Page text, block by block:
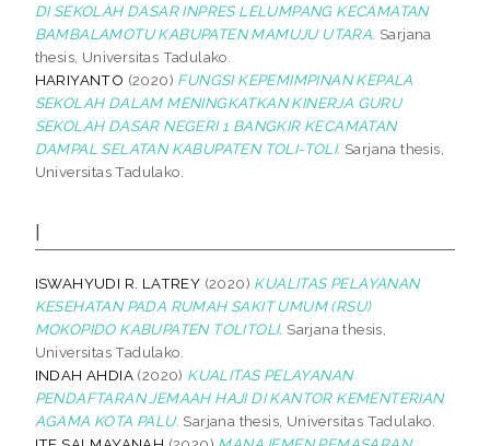
DI SEKOLAH DASAR INPRES LELUMPANG KECAMATAN
BAMBALAMOTU KABUPATEN MAMUJU UTARA. Sarjana
thesis, Universitas Tadulako.
HARIYANTO (2020) FUNGSI KEPEMIMPINAN KEPALA
SEKOLAH DALAM MENINGKATKAN KINERJA GURU
SEKOLAH DASAR NEGERI 1 BANGKIR KECAMATAN
DAMPAL SELATAN KABUPATEN TOLI-TOLI. Sarjana thesis,
Universitas Tadulako.
I
ISWAHYUDI R. LATREY (2020) KUALITAS PELAYANAN
KESEHATAN PADA RUMAH SAKIT UMUM (RSU)
MOKOPIDO KABUPATEN TOLITOLI. Sarjana thesis,
Universitas Tadulako.
INDAH AHDIA (2020) KUALITAS PELAYANAN
PENDAFTARAN JEMAAH HAJI DI KANTOR KEMENTERIAN
AGAMA KOTA PALU. Sarjana thesis, Universitas Tadulako.